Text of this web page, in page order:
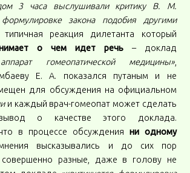
3 часа выслушивали критику В. М.
закона подобия другими
реакция дилетанта который
о чем идет речь– доклад
гомеопатической медицины»,
Е. А. показался путаным и не
для обсуждения на официальном
и каждый врач-гомеопат может сделать
о качестве этого доклада.
в процессе обсуждения ни одному
высказывались и до сих пор
совершенно разные, даже в голову не